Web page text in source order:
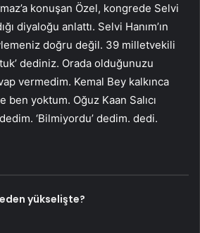
konuşan Özel, kongrede Selvi
diyaloğu anlattı. Selvi Hanım’ın
doğru değil. 39 milletvekili
dediniz. Orada olduğunuzu
vermedim. Kemal Bey kalkınca
ben yoktum. Oğuz Kaan Salıcı
‘Bilmiyordu’ dedim. dedi.
yükselişte?